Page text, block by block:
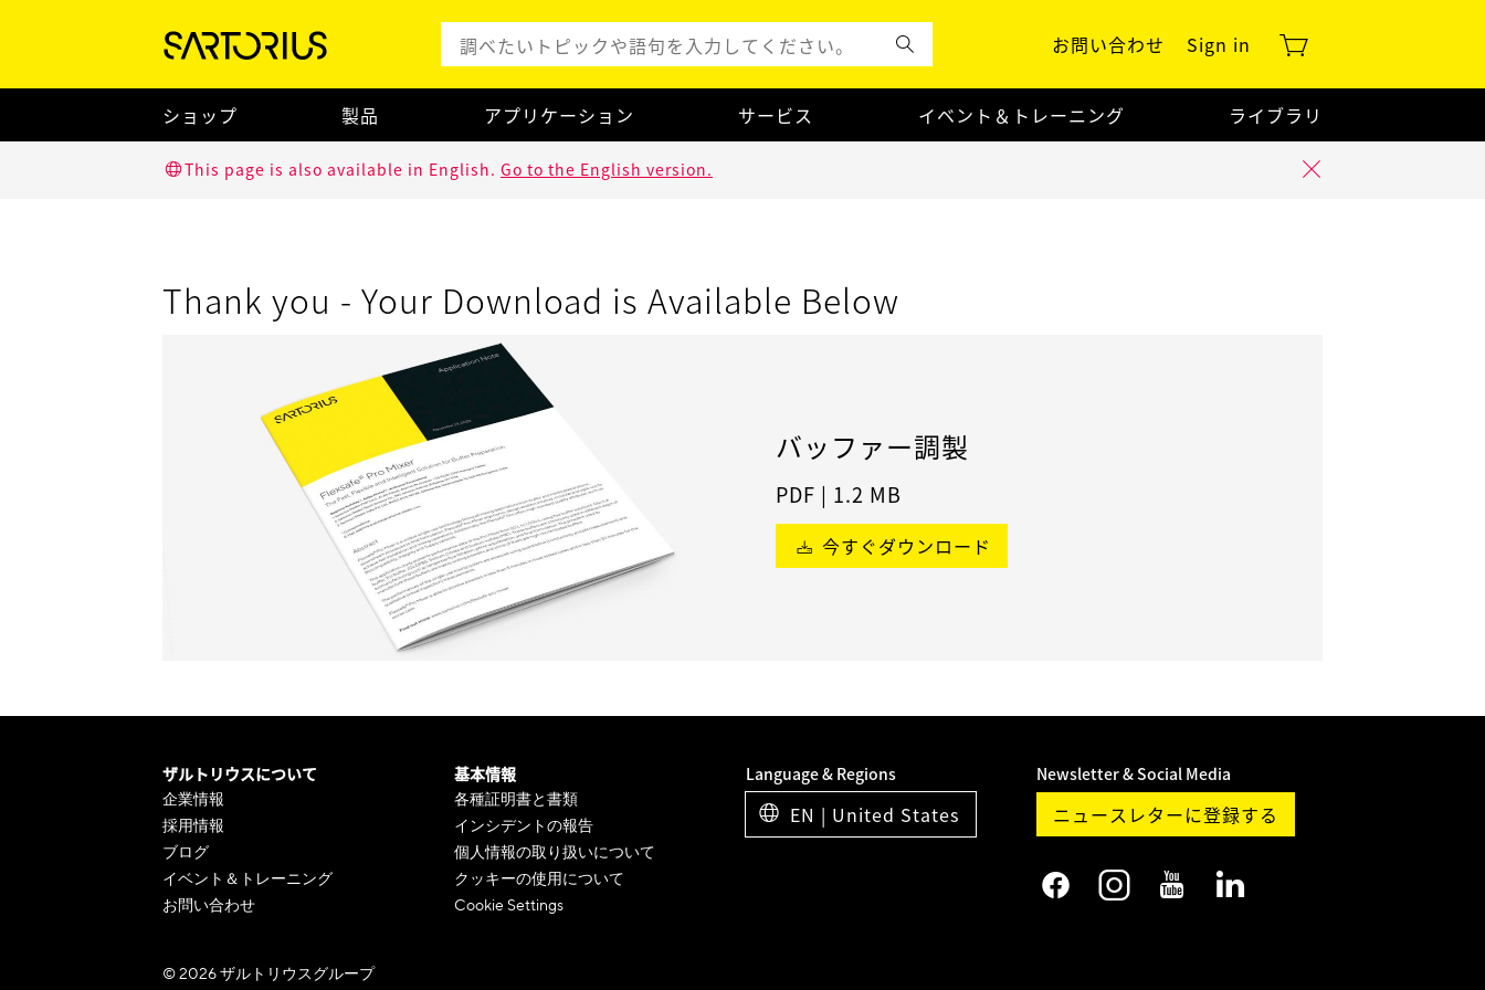
お問い合わせ Sign in
ショップ 製品 アプリケーション サービス イベント＆トレーニング ライブラリ
This page is also available in English. Go to the English version.
Thank you - Your Download is Available Below
バッファー調製
PDF | 1.2 MB
今すぐダウンロード
ザルトリウスについて
企業情報
採用情報
ブログ
イベント＆トレーニング
お問い合わせ
基本情報
各種証明書と書類
インシデントの報告
個人情報の取り扱いについて
クッキーの使用について
Cookie Settings
Language & Regions
EN | United States
Newsletter & Social Media
ニュースレターに登録する
© 2026 ザルトリウスグループ